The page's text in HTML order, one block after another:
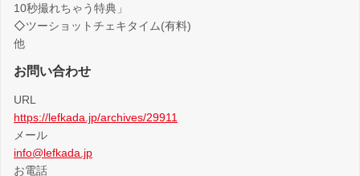
10秒撮れちゃう特典」
◇ツーショットチェキタイム(有料)
他
お問い合わせ
URL
https://lefkada.jp/archives/29911
メール
info@lefkada.jp
お電話